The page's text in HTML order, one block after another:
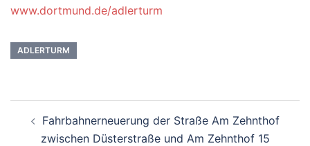
www.dortmund.de/adlerturm
ADLERTURM
Navigation
Fahrbahnerneuerung der Straße Am Zehnthof
zwischen Düsterstraße und Am Zehnthof 15